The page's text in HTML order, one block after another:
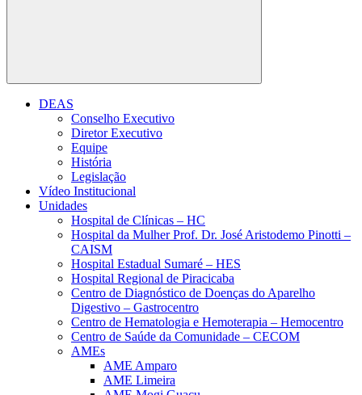
Buscar
DEAS
Conselho Executivo
Diretor Executivo
Equipe
História
Legislação
Vídeo Institucional
Unidades
Hospital de Clínicas – HC
Hospital da Mulher Prof. Dr. José Aristodemo Pinotti –
CAISM
Hospital Estadual Sumaré – HES
Hospital Regional de Piracicaba
Centro de Diagnóstico de Doenças do Aparelho
Digestivo – Gastrocentro
Centro de Hematologia e Hemoterapia – Hemocentro
Centro de Saúde da Comunidade – CECOM
AMEs
AME Amparo
AME Limeira